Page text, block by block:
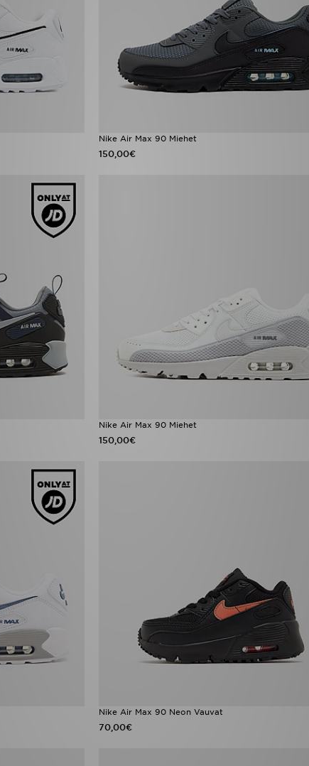
Nike Air Max 90 Miehet
150,00€
Nike Air Max 90 Miehet
150,00€
Nike Air Max 90 Neon Vauvat
70,00€